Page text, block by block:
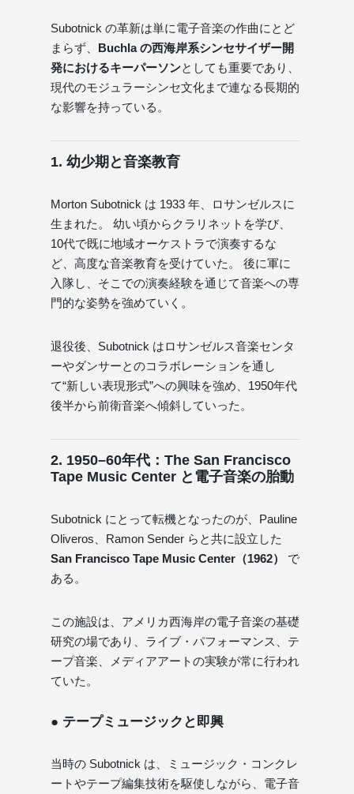
Subotnick の革新は単に電子音楽の作曲にとど
まらず、 Buchla の西海岸系シンセサイザー開
発におけるキーパーソンとしても重要であり、
現代のモジュラーシンセ文化まで連なる長期的
な影響を持っている。
1. 幼少期と音楽教育
Morton Subotnick は 1933 年、ロサンゼルスに
生まれた。 幼い頃からクラリネットを学び、
10代で既に地域オーケストラで演奏するな
ど、高度な音楽教育を受けていた。 後に軍に
入隊し、そこでの演奏経験を通じて音楽への専
門的な姿勢を強めていく。
退役後、Subotnick はロサンゼルス音楽センタ
ーやダンサーとのコラボレーションを通し
て“新しい表現形式”への興味を強め、1950年代
後半から前衛音楽へ傾斜していった。
2. 1950–60年代：The San Francisco
Tape Music Center と電子音楽の胎動
Subotnick にとって転機となったのが、Pauline
Oliveros、Ramon Sender らと共に設立した
San Francisco Tape Music Center（1962）
で
ある。
この施設は、アメリカ西海岸の電子音楽の基礎
研究の場であり、ライブ・パフォーマンス、テ
ープ音楽、メディアアートの実験が常に行われ
ていた。
● テープミュージックと即興
当時の Subotnick は、ミュージック・コンクレ
ートやテープ編集技術を駆使しながら、電子音